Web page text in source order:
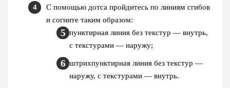
С помощью дотса пройдитесь по линиям сгибов
и согните таким образом:
пунктирная линия без текстур — внутрь,
с текстурами — наружу;
штрихпунктирная линия без текстур —
наружу, с текстурами — внутрь.